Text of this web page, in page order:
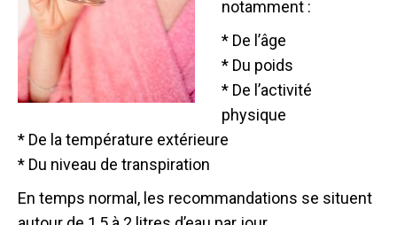
notamment :
* De l’âge
* Du poids
* De l’activité
physique
* De la température extérieure
* Du niveau de transpiration
En temps normal, les recommandations se situent